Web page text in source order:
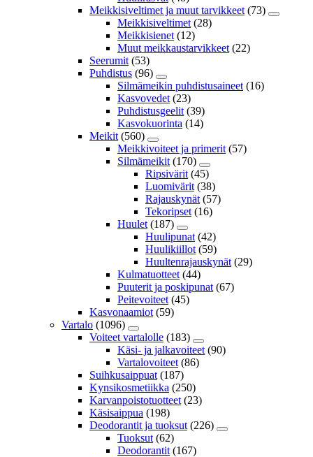
Meikkisiveltimet ja muut tarvikkeet (73)
Meikkisiveltimet (28)
Meikkisienet (12)
Muut meikkaustarvikkeet (22)
Seerumit (53)
Puhdistus (96)
Silmämeikin puhdistusaineet (16)
Kasvovedet (23)
Puhdistusgeelit (39)
Kasvokuorinta (14)
Meikit (560)
Meikkivoiteet ja primerit (57)
Silmämeikit (170)
Ripsivärit (45)
Luomivärit (38)
Rajauskynät (57)
Tekoripset (16)
Huulet (187)
Huulipunat (42)
Huulikiillot (59)
Huultenrajauskynät (29)
Kulmatuotteet (44)
Puuterit ja poskipunat (67)
Peitevoiteet (45)
Kasvonaamiot (59)
Vartalo (1096)
Voiteet vartalolle (183)
Käsi- ja jalkavoiteet (90)
Vartalovoiteet (86)
Suihkusaippuat (187)
Kynsikosmetiikka (250)
Karvanpoistotuotteet (23)
Käsisaippua (198)
Deodorantit ja tuoksut (226)
Tuoksut (62)
Deodorantit (167)